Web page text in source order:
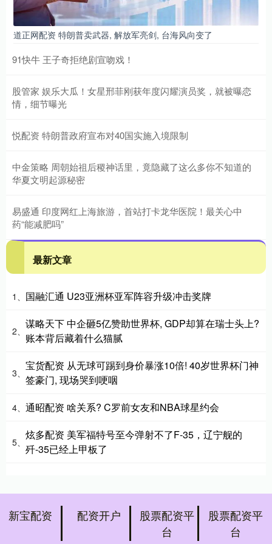
道正网配资 特朗普卖武器, 解放军亮剑, 台海风向变了
91快牛 王子奇拒绝剧宣吻戏！
股管家 娱乐大瓜！女星邢菲刚获年度闪耀演员奖，就被曝恋
情，细节曝光
悦配资 特朗普政府宣布对40国实施入境限制
中金策略 周朝始祖后稷神话里，竟隐藏了这么多你不知道的
华夏文明起源秘密
易盛通 印度网红上海旅游，首站打卡龙华医院！最关心中
药“能减肥吗”
最新文章
1、 国融汇通 U23亚洲杯亚军阵容升级冲击奖牌
2、
谋略天下 中企砸5亿赞助世界杯, GDP却算在瑞士头上?
账本背后藏着什么猫腻
3、
宝货配资 从无球可踢到身价暴涨10倍! 40岁世界杯门神
签豪门, 现场哭到哽咽
4、 通昭配资 啥关系? C罗前女友和NBA球星约会
5、
炫多配资 美军福特号至今弹射不了F-35，辽宁舰的
歼-35已经上甲板了
新宝配资 配资开户
股票配资平
台
股票配资平
台